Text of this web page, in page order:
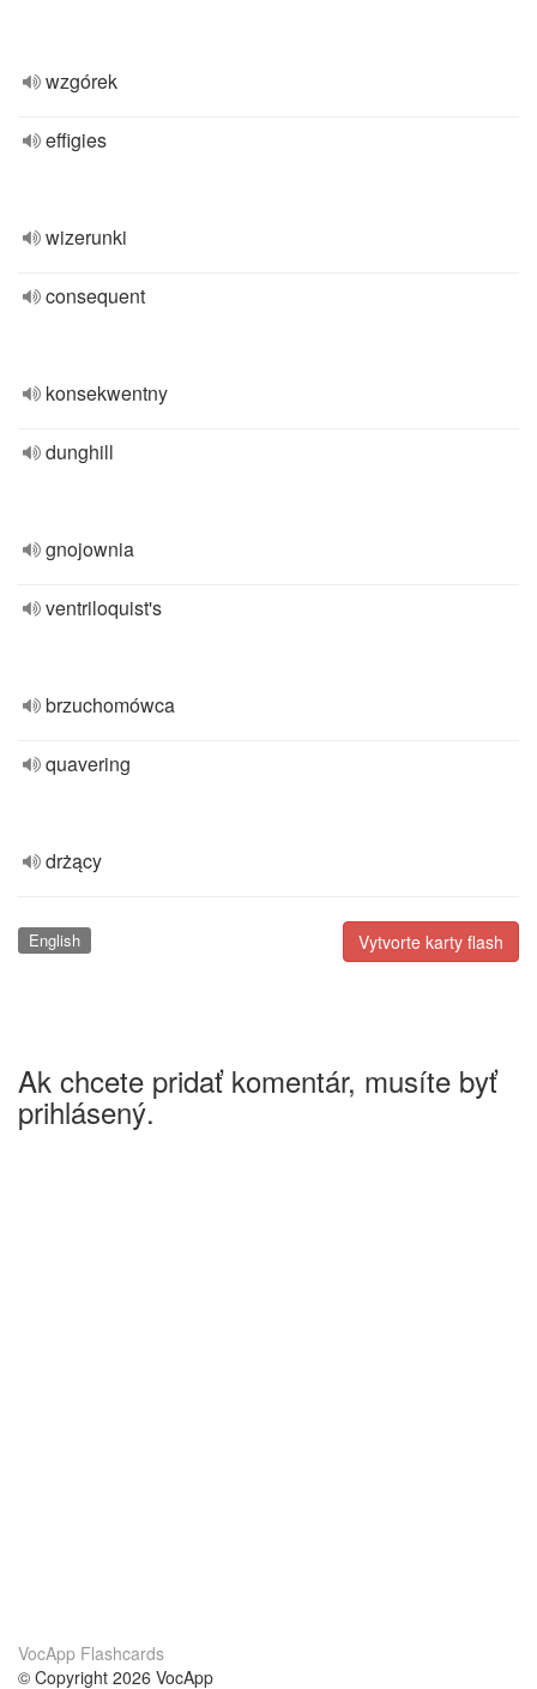
wzgórek
effigies
wizerunki
consequent
konsekwentny
dunghill
gnojownia
ventriloquist's
brzuchomówca
quavering
drżący
Vytvorte karty flash
English
Ak chcete pridať komentár, musíte byť
prihlásený.
VocApp Flashcards
© Copyright 2026 VocApp